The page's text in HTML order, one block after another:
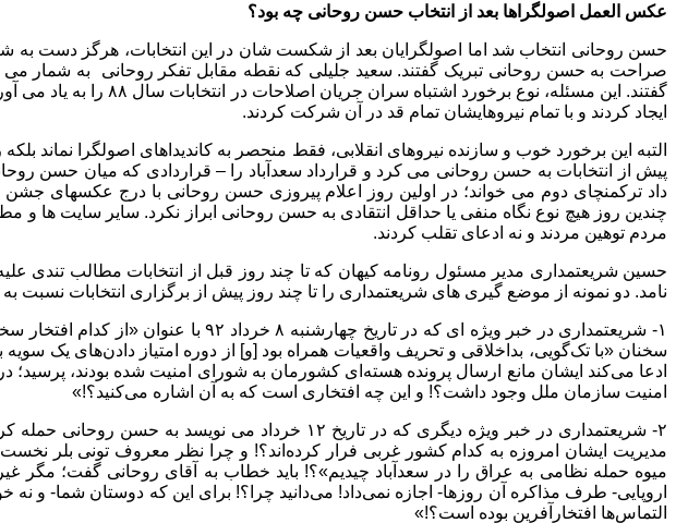
عکس العمل اصولگراها بعد از انتخاب حسن روحانی چه بود؟
حسن روحانی انتخاب شد اما اصولگرایان بعد از شکست شان در این انتخابات، هرگز دست به
گفتند. این مسئله، نوع
ایجاد کردند و با تمام نیروهایشان تمام قد در آن شرکت کردند.
التبه این برخورد خوب و سازنده نیروهای انقلابی، فقط منحصر به کاندیداهای اصولگرا نماند
داد ترکمنچای دوم می خواند؛ در اولین روز اعلام پیروزی حسن روحانی با درج عکسهای
چندین روز هیچ نوع نگاه منفی یا حداقل انتقادی به حسن روحانی ابراز نکرد. سایر سایت ها و
مردم توهین مردند و نه ادعای تقلب کردند.
حسین شریعتمداری مدیر مسئول رونامه کیهان که تا چند روز قبل از انتخابات مطالب تندی
نامد. دو نمونه از موضع گیری های شریعتمداری را تا چند روز پیش از برگزاری انتخابات
۱- شریعتمداری در خبر ویژه ای که در
سخنان «با تک‌گویی، بداخلاقی و تحریف ‌واقعیات همراه بود [و] از دوره امتیاز دادن‌های یک
ادعا می‌کند ایشان مانع ارسال پرونده هسته‌ای کشورمان به شورای امنیت شده بودند، پرسید؛
امنیت سازمان ملل وجود داشت؟! و این چه افتخاری است که به آن اشاره می‌کنید؟!»
۲- شریعتمداری در خبر ویژه دیگری که در تاریخ ۱۲
مدیریت ایشان امروزه به کدام کشور غربی فرار کرده‌اند؟! و چرا نظر معروف تونی بلر
اروپایی- طرف مذاکره آن روزها- اجازه نمی‌داد! می‌دانید چرا؟! برای این که دوستان شما- و
التماس‌ها افتخارآفرین بوده است؟!»